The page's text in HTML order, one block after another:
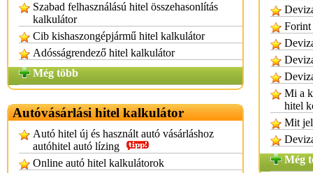
Szabad felhasználású hitel összehasonlítás
kalkulátor
Cib kishaszongépjármű hitel kalkulátor
Adósságrendező hitel kalkulátor
Még több
Autóvásárlási hitel kalkulátor
Autó hitel új és használt autó vásárláshoz
autóhitel autó lízing
Online autó hitel kalkulátorok
Forint
Mi a
hitel
Mit
Még